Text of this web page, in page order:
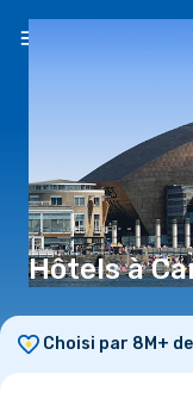
Hôtels à
Choisi par 8M+